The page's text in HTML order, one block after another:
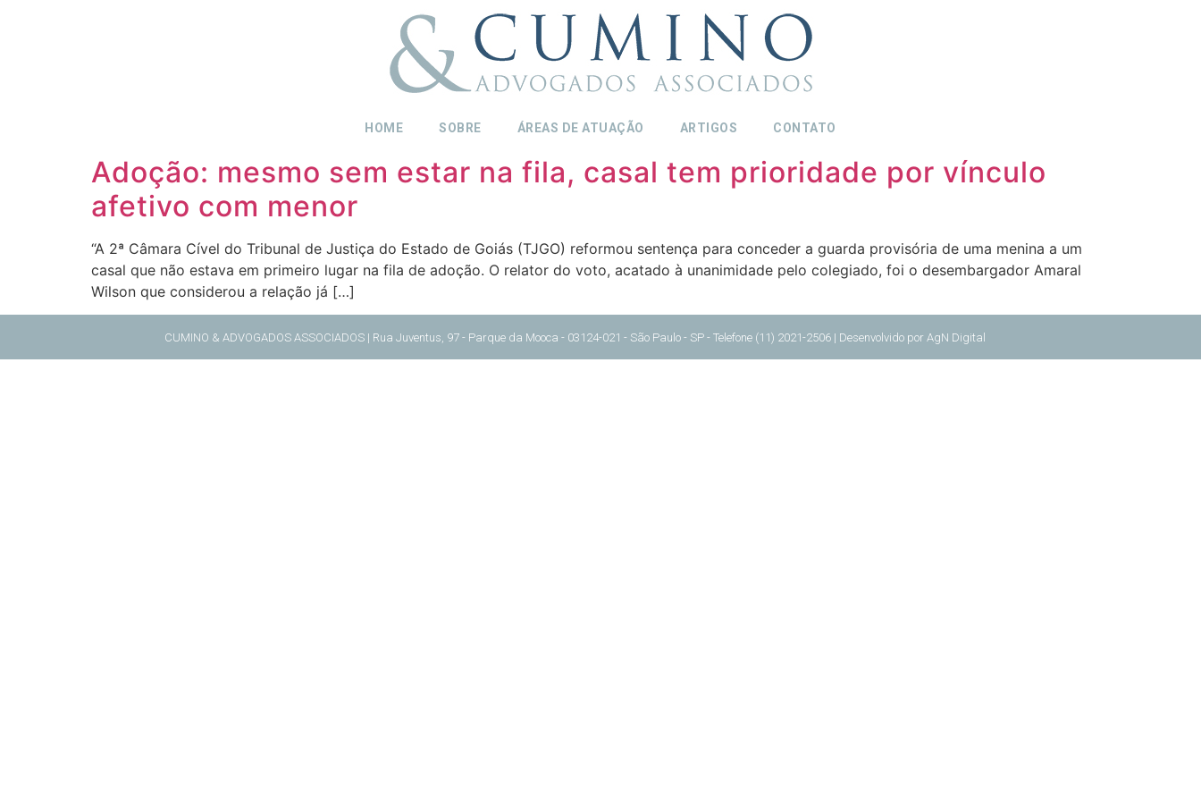
HOME SOBRE ÁREAS DE ATUAÇÃO ARTIGOS CONTATO
Adoção: mesmo sem estar na fila, casal tem prioridade por vínculo
afetivo com menor
“A 2ª Câmara Cível do Tribunal de Justiça do Estado de Goiás (TJGO) reformou sentença para conceder a guarda provisória de uma menina a um
casal que não estava em primeiro lugar na fila de adoção. O relator do voto, acatado à unanimidade pelo colegiado, foi o desembargador Amaral
Wilson que considerou a relação já […]
CUMINO & ADVOGADOS ASSOCIADOS | Rua Juventus, 97 - Parque da Mooca - 03124-021 - São Paulo - SP - Telefone (11) 2021-2506 | Desenvolvido por AgN Digital